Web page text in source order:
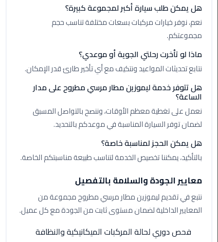
من
الاسكندرية
الى
القاهرة
الدقي
ليموزين
من
القاهرة
للاسكندرية
ليموزين
العجوزه
ليموزين
مطار
هل يمكن طلب سيارة أكبر لمجموعة كبيرة؟
نعم، نوفر خيارات مركبات بسعات مختلفة تناسب حجم
مجموعتكم.
ماذا لو تأخرت رحلتي الجوية أو موعدي؟
نتابع تحديثات المواعيد ونتكيف مع أي تأخير طارئ قدر الإمكان.
هل تتوفر خدمة ليموزين مطار مرسي مطروح على مدار
الساعة؟
نعمل على تغطية معظم الأوقات، وننصح بالتواصل المسبق
لضمان توفر السيارة المناسبة في موعدكم بالتحديد.
هل يمكن الحجز لمناسبة خاصة؟
بالتأكيد، يمكننا تخصيص الخدمة لتناسب طبيعة مناسبتكم الخاصة.
معايير الجودة والسلامة بالتفصيل
نتبع في تقديم ليموزين مطار مرسي مطروح مجموعة من
المعايير الداخلية لضمان مستوى ثابت من الجودة مع كل عميل.
فحص دوري لحالة المركبات الميكانيكية والنظافة